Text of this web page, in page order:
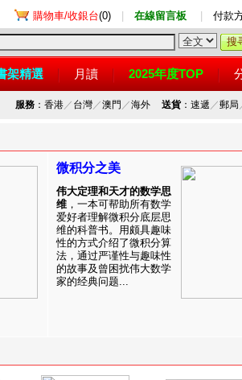
購物車/收銀台(0) 在線留言板 付款
架精選 月讀 2025年度TOP
服務：香港／ 台灣／澳門 ／海外 送貨：速遞 ／郵局
微积分之美
伟大定理和天才的数学思
维 ，一本可帮助所有数学
爱好者理解微积分底层思
维的科普书。用颇具趣味
性的方式介绍了微积分算
法，通过严谨性与趣味性
的故事及曾困扰伟大数学
家的经典问题...